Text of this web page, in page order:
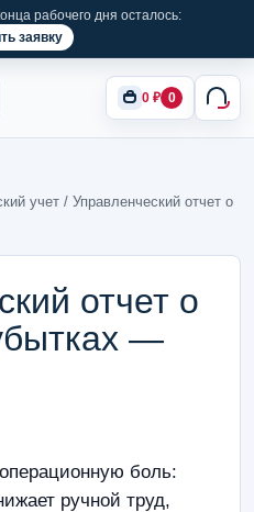
рабочего дня осталось:
заявку
0 ₽ 0
учет / Управленческий отчет о
отчет о
—
боль:
ручной труд,